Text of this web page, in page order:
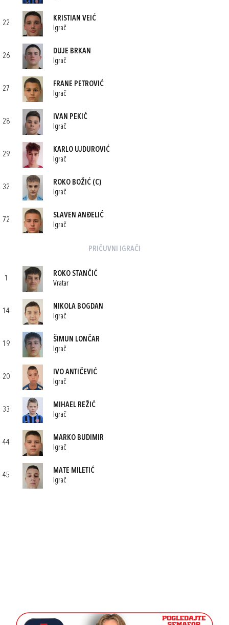
22
KRISTIAN VEIĆ
Igrač
26
DUJE BRKAN
Igrač
27
FRANE PETROVIĆ
Igrač
28
IVAN PEKIĆ
Igrač
29
KARLO UJDUROVIĆ
Igrač
32
ROKO BOŽIĆ (C)
Igrač
72
SLAVEN ANĐELIĆ
Igrač
PRIČUVNI IGRAČI
1
ROKO STANČIĆ
Vratar
14
NIKOLA BOGDAN
Igrač
19
ŠIMUN LONČAR
Igrač
20
IVO ANTIČEVIĆ
Igrač
33
MIHAEL REŽIĆ
Igrač
44
MARKO BUDIMIR
Igrač
45
MATE MILETIĆ
Igrač